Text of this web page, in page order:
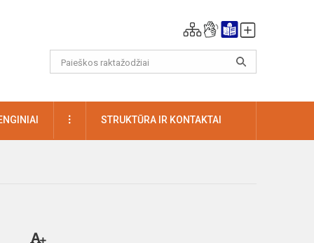
DAUGIAUSTRUKTŪRA IR KONTAKTAI